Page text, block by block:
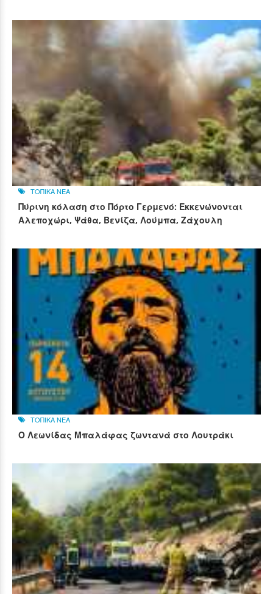
ΤΟΠΙΚΑ ΝΕΑ
Πύρινη κόλαση στο Πόρτο Γερμενό: Εκκενώνονται
Αλεποχώρι, Ψάθα, Βενίζα, Λούμπα, Ζάχουλη
ΤΟΠΙΚΑ ΝΕΑ
Ο Λεωνίδας Μπαλάφας ζωντανά στο Λουτράκι